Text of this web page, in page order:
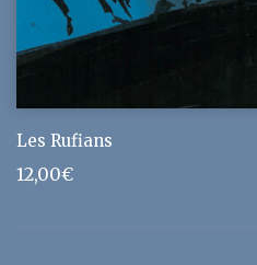
Les Rufians
12,00€